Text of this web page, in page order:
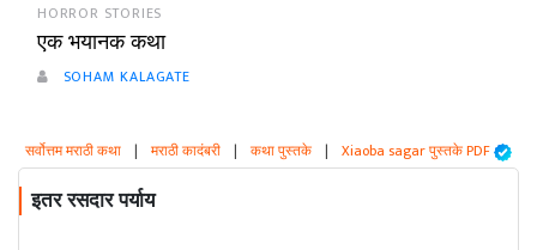
HORROR STORIES
एक भयानक कथा
SOHAM KALAGATE
सर्वोत्तम मराठी कथा | मराठी कादंबरी | कथा पुस्तके | Xiaoba sagar पुस्तके PDF
इतर रसदार पर्याय